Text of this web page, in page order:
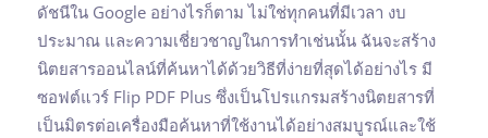
ดัชนีใน Google อย่างไรก็ตาม ไม่ใช่ทุกคนที่มีเวลา งบ
ประมาณ และความเชี่ยวชาญในการทำเช่นนั้น ฉันจะสร้าง
นิตยสารออนไลน์ที่ค้นหาได้ด้วยวิธีที่ง่ายที่สุดได้อย่างไร มี
ซอฟต์แวร์ Flip PDF Plus ซึ่งเป็นโปรแกรมสร้างนิตยสารที่
เป็นมิตรต่อเครื่องมือค้นหาที่ใช้งานได้อย่างสมบูรณ์และใช้